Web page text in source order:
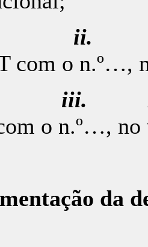
com o n.º…,
o n.º…, no
da